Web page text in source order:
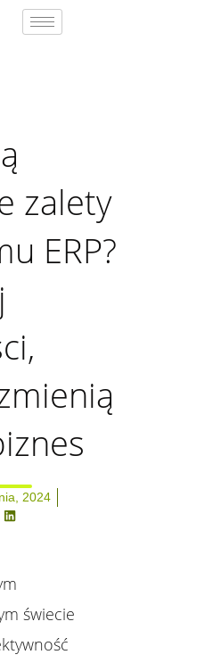
zalety
ERP?
2024
świecie